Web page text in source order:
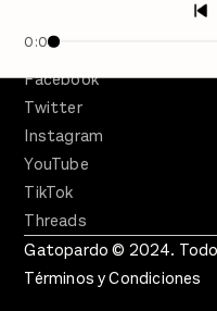
0:00
Facebook
Twitter
Instagram
YouTube
TikTok
Threads
Gatopardo © 2024.
Términos y Condiciones